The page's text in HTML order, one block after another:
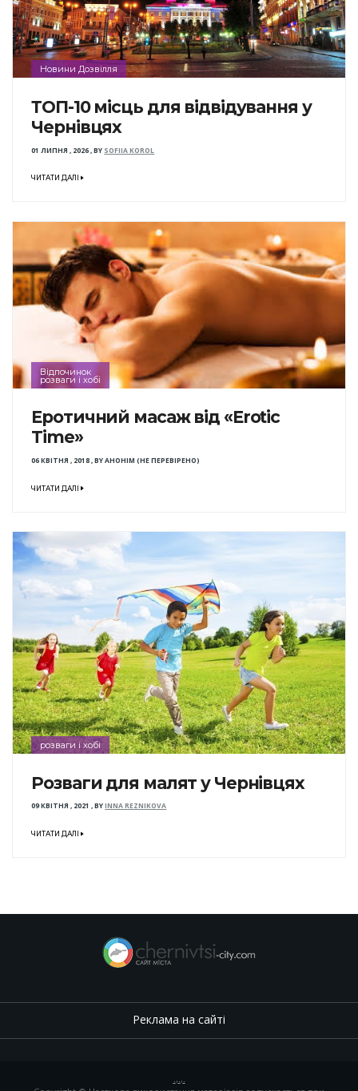
Новини Дозвілля
ТОП-10 місць для відвідування у
Чернівцях
01 ЛИПНЯ , 2026,BY SOFIIA KOROL
ЧИТАТИ ДАЛІ
Відпочинок
розваги і хобі
Еротичний масаж від «Erotic
Time»
06 КВІТНЯ , 2018,BYАНОНІМ (НЕ ПЕРЕВІРЕНО)
ЧИТАТИ ДАЛІ
розваги і хобі
Розваги для малят у Чернівцях
09 КВІТНЯ , 2021 ,BYINNA REZNIKOVA
ЧИТАТИ ДАЛІ
Реклама на сайті
, ,